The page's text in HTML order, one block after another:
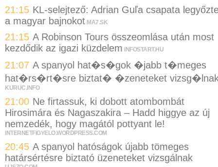
21:15 KL-selejtező: Adrian Guľa csapata
a magyar bajnokot MA7.SK
21:15 A Robinson Tours összeomlása után most
kezdődik az igazi küzdelem INFOSTART.HU
21:07 A spanyol hat�s�gok �jabb t�meges
hat�rs�rt�sre biztat� �zeneteket
KURUC.INFO
21:00 Ne firtassuk, ki dobott atombombát
Hirosimára és Nagaszakira – Hadd higgye az új
nemzedék, hogy magától pottyant le!
INTERNETFIGYELO.WORDPRESS.COM
20:45 A spanyol hatóságok újabb tömeges
határsértésre biztató üzeneteket vizsgálnak